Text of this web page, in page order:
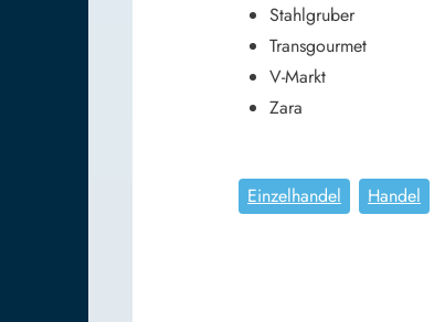
Stahlgruber
Transgourmet
V-Markt
Zara
Einzelhandel Handel